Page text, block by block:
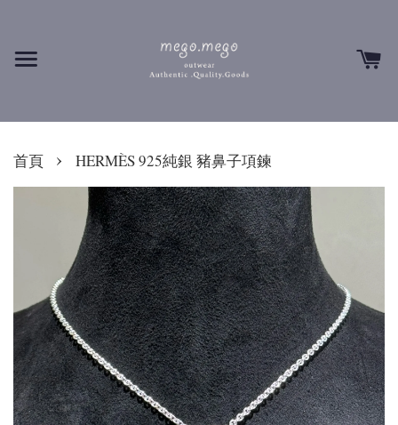
首頁 › HERMÈS 925純銀 豬鼻子項鍊